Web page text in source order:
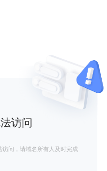
访问
问，请域名所有人及时完成